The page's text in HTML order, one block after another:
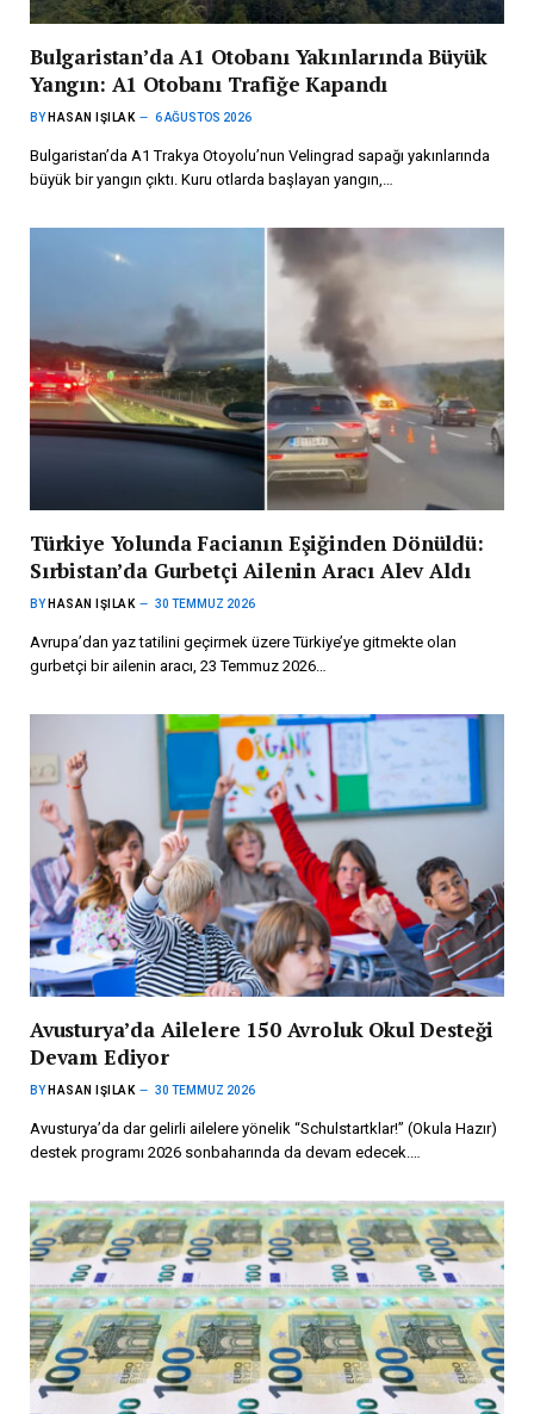
Bulgaristan’da A1 Otobanı Yakınlarında Büyük
Yangın: A1 Otobanı Trafiğe Kapandı
BY HASAN IŞILAK 6 AĞUSTOS 2026
Bulgaristan’da A1 Trakya Otoyolu’nun Velingrad sapağı yakınlarında
büyük bir yangın çıktı. Kuru otlarda başlayan yangın,…
Türkiye Yolunda Facianın Eşiğinden Dönüldü:
Sırbistan’da Gurbetçi Ailenin Aracı Alev Aldı
BY HASAN IŞILAK 30 TEMMUZ 2026
Avrupa’dan yaz tatilini geçirmek üzere Türkiye’ye gitmekte olan
gurbetçi bir ailenin aracı, 23 Temmuz 2026…
Avusturya’da Ailelere 150 Avroluk Okul Desteği
Devam Ediyor
BY HASAN IŞILAK 30 TEMMUZ 2026
Avusturya’da dar gelirli ailelere yönelik “Schulstartklar!” (Okula Hazır)
destek programı 2026 sonbaharında da devam edecek.…